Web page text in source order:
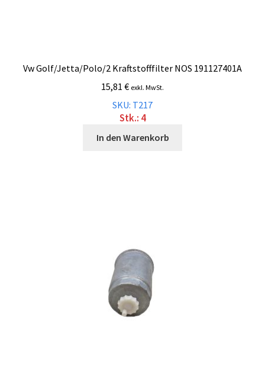
Vw Golf/Jetta/Polo/2 Kraftstofffilter NOS 191127401A
15,81 € exkl. MwSt.
SKU: T217
Stk.: 4
In den Warenkorb